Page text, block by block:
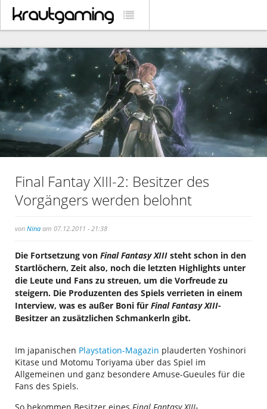
Final Fantay XIII-2: Besitzer des
Vorgängers werden belohnt
von Nina am 07.12.2011 - 21:38
Die Fortsetzung von Final Fantasy XIII steht schon in den
Startlöchern, Zeit also, noch die letzten Highlights unter
die Leute und Fans zu streuen, um die Vorfreude zu
steigern. Die Produzenten des Spiels verrieten in einem
Interview, was es außer Boni für Final Fantasy XIII-
Besitzer an zusätzlichen Schmankerln gibt.
Im japanischen Playstation-Magazin plauderten Yoshinori
Kitase und Motomu Toriyama über das Spiel im
Allgemeinen und ganz besondere Amuse-Gueules für die
Fans des Spiels.